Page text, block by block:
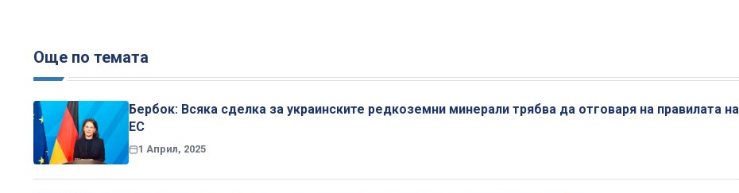
Още по темата
Бербок: Всяка сделка за украинските редкоземни минерали трябва да отговаря на правилата на
ЕС
1 Април, 2025